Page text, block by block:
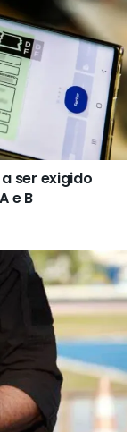
ser exigido
e B